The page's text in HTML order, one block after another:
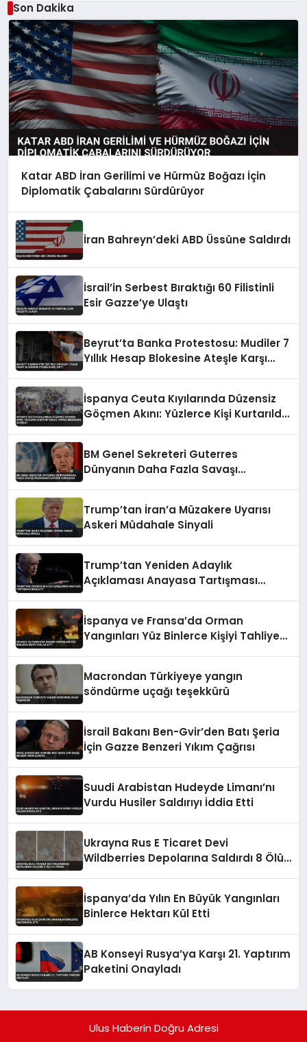
Son Dakika
Katar ABD İran Gerilimi ve Hürmüz Boğazı İçin
Diplomatik Çabalarını Sürdürüyor
İran Bahreyn’deki ABD Üssüne Saldırdı
İsrail’in Serbest Bıraktığı 60 Filistinli
Esir Gazze’ye Ulaştı
Beyrut’ta Banka Protestosu: Mudiler 7
Yıllık Hesap Blokesine Ateşle Karşı
İspanya Ceuta Kıyılarında Düzensiz
Göçmen Akını: Yüzlerce Kişi Kurtarıldı,
BM Genel Sekreteri Guterres
Dünyanın Daha Fazla Savaşı
Trump’tan İran’a Müzakere Uyarısı
Askeri Müdahale Sinyali
Trump’tan Yeniden Adaylık
Açıklaması Anayasa Tartışması
İspanya ve Fransa’da Orman
Yangınları Yüz Binlerce Kişiyi Tahliye
Macrondan Türkiyeye yangın
söndürme uçağı teşekkürü
İsrail Bakanı Ben-Gvir’den Batı Şeria
İçin Gazze Benzeri Yıkım Çağrısı
Suudi Arabistan Hudeyde Limanı’nı
Vurdu Husiler Saldırıyı İddia Etti
Ukrayna Rus E Ticaret Devi
Wildberries Depolarına Saldırdı 8 Ölü
İspanya’da Yılın En Büyük Yangınları
Binlerce Hektarı Kül Etti
AB Konseyi Rusya’ya Karşı 21. Yaptırım
Paketini Onayladı
Ulus Haberin Doğru Adresi